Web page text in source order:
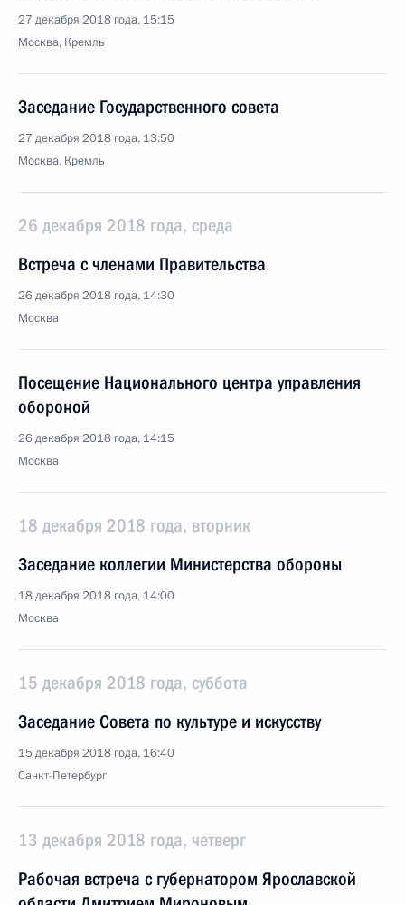
27 декабря 2018 года, 15:15
Москва, Кремль
Заседание Государственного совета
27 декабря 2018 года, 13:50
Москва, Кремль
26 декабря 2018 года, среда
Встреча с членами Правительства
26 декабря 2018 года, 14:30
Москва
Посещение Национального центра управления
обороной
26 декабря 2018 года, 14:15
Москва
18 декабря 2018 года, вторник
Заседание коллегии Министерства обороны
18 декабря 2018 года, 14:00
Москва
15 декабря 2018 года, суббота
Заседание Совета по культуре и искусству
15 декабря 2018 года, 16:40
Санкт-Петербург
13 декабря 2018 года, четверг
Рабочая встреча с губернатором Ярославской